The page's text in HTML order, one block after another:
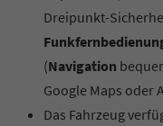
Dreipunkt-
(Navigation
Google Maps oder
Das Fahrzeug